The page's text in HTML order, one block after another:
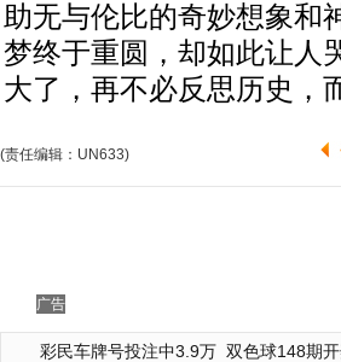
助无与伦比的奇妙想象和
梦终于重圆，却如此让人
大了，再不必反思历史，
(责任编辑：UN633)
广告
彩民车牌号投注中3.9万 双色球148期